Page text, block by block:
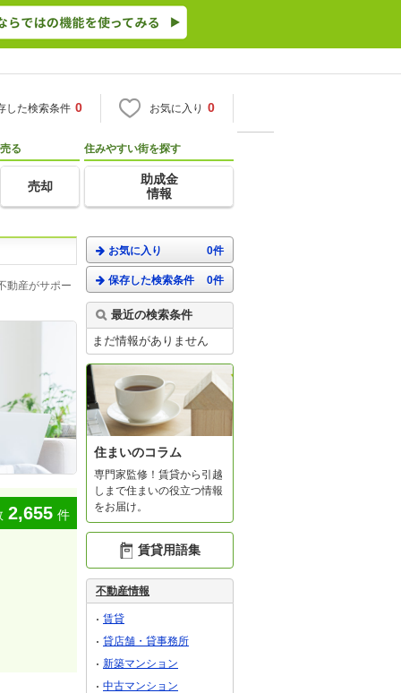
した検索条件 0 お気に入り 0
売る
売却
住みやすい街を探す
助成金
情報
動産がサポー
2,655 件
お気に入り 0件
保存した検索条件 0件
最近の検索条件
まだ情報がありません
住まいのコラム
専門家監修！賃貸から引越
しまで住まいの役立つ情報
をお届け。
賃貸用語集
不動産情報
賃貸
貸店舗・貸事務所
新築マンション
中古マンション